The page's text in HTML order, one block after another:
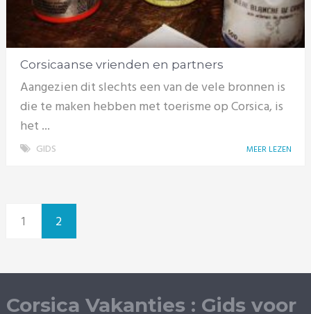
Corsicaanse vrienden en partners
Aangezien dit slechts een van de vele bronnen is
die te maken hebben met toerisme op Corsica, is
het ...
GIDS MEER LEZEN
1 2
Corsica Vakanties : Gids voor